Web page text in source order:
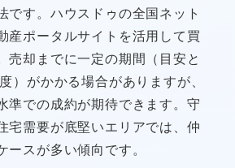
です。ハウスドゥの全国ネット
産ポータルサイトを活用して買
売却までに一定の期間（目安と
）がかかる場合がありますが、
準での成約が期待できます。守
宅需要が底堅いエリアでは、仲
ースが多い傾向です。